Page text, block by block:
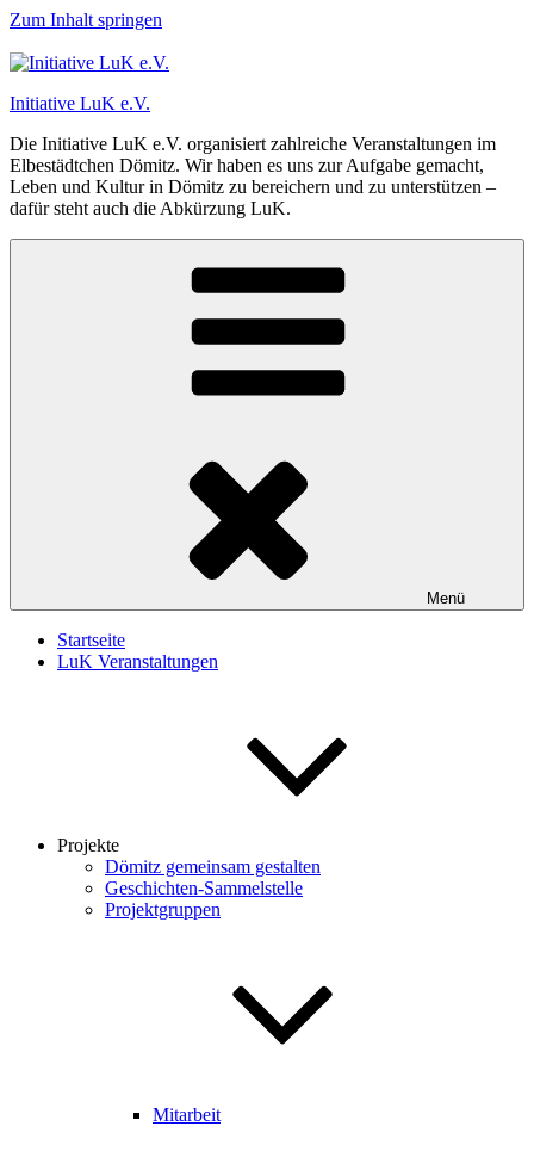
Zum Inhalt springen
Initiative LuK e.V.
Die Initiative LuK e.V. organisiert zahlreiche Veranstaltungen im
Elbestädtchen Dömitz. Wir haben es uns zur Aufgabe gemacht,
Leben und Kultur in Dömitz zu bereichern und zu unterstützen –
dafür steht auch die Abkürzung LuK.
Menü
Startseite
LuK Veranstaltungen
Projekte
Dömitz gemeinsam gestalten
Geschichten-Sammelstelle
Projektgruppen
Mitarbeit